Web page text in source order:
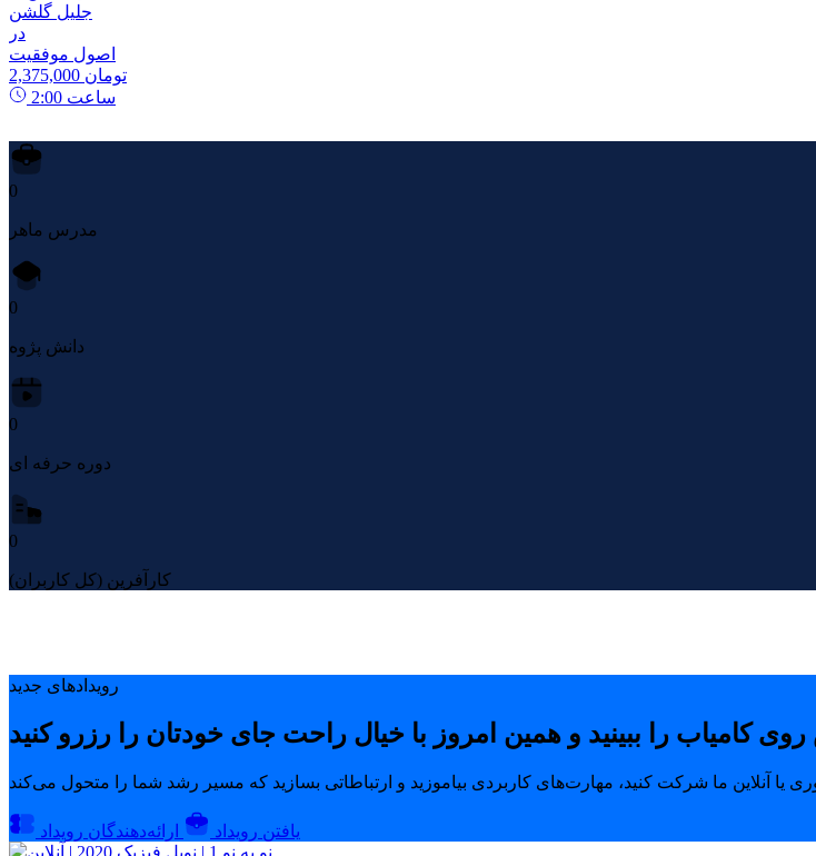
جلیل گلشن
در
اصول موفقیت
2,375,000 تومان
2:00 ساعت
0
مدرس ماهر
0
دانش پژوه
0
دوره حرفه ای
0
کارآفرین (کل کاربران)
رویدادهای جدید
یافتن رویداد ارائه‌دهندگان رویداد